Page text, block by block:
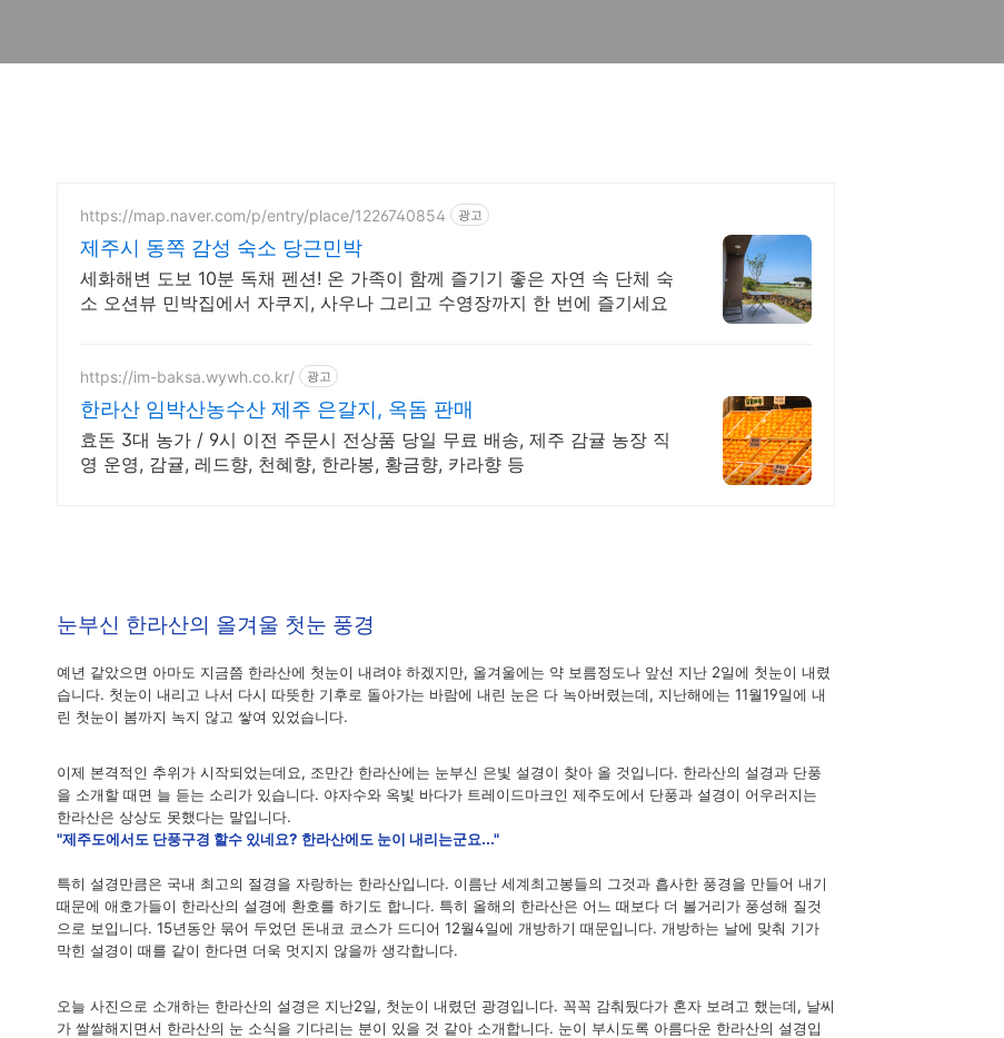
https://map.naver.com/p/entry/place/1226740854 광고
제주시 동쪽 감성 숙소 당근민박
세화해변 도보 10분 독채 펜션! 온 가족이 함께 즐기기 좋은 자연 속 단체 숙
소 오션뷰 민박집에서 자쿠지, 사우나 그리고 수영장까지 한 번에 즐기세요
https://im-baksa.wywh.co.kr/ 광고
한라산 임박산농수산 제주 은갈지, 옥돔 판매
효돈 3대 농가 / 9시 이전 주문시 전상품 당일 무료 배송, 제주 감귤 농장 직
영 운영, 감귤, 레드향, 천혜향, 한라봉, 황금향, 카라향 등
눈부신 한라산의 올겨울 첫눈 풍경
예년 같았으면 아마도 지금쯤 한라산에 첫눈이 내려야 하겠지만, 올겨울에는 약 보름정도나 앞선 지난 2일에 첫눈이 내렸
습니다. 첫눈이 내리고 나서 다시 따뜻한 기후로 돌아가는 바람에 내린 눈은 다 녹아버렸는데, 지난해에는 11월19일에 내
린 첫눈이 봄까지 녹지 않고 쌓여 있었습니다.
이제 본격적인 추위가 시작되었는데요, 조만간 한라산에는 눈부신 은빛 설경이 찾아 올 것입니다. 한라산의 설경과 단풍
을 소개할 때면 늘 듣는 소리가 있습니다. 야자수와 옥빛 바다가 트레이드마크인 제주도에서 단풍과 설경이 어우러지는
한라산은 상상도 못했다는 말입니다.
"제주도에서도 단풍구경 할수 있네요? 한라산에도 눈이 내리는군요..."
특히 설경만큼은 국내 최고의 절경을 자랑하는 한라산입니다. 이름난 세계최고봉들의 그것과 흡사한 풍경을 만들어 내기
때문에 애호가들이 한라산의 설경에 환호를 하기도 합니다. 특히 올해의 한라산은 어느 때보다 더 볼거리가 풍성해 질것
으로 보입니다. 15년동안 묶어 두었던 돈내코 코스가 드디어 12월4일에 개방하기 때문입니다. 개방하는 날에 맞춰 기가
막힌 설경이 때를 같이 한다면 더욱 멋지지 않을까 생각합니다.
오늘 사진으로 소개하는 한라산의 설경은 지난2일, 첫눈이 내렸던 광경입니다. 꼭꼭 감춰뒀다가 혼자 보려고 했는데, 날씨
가 쌀쌀해지면서 한라산의 눈 소식을 기다리는 분이 있을 것 같아 소개합니다. 눈이 부시도록 아름다운 한라산의 설경입